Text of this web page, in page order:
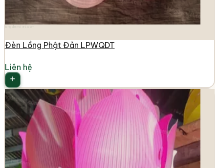
Đèn Lồng Phật Đản LPWQDT
Liên hệ